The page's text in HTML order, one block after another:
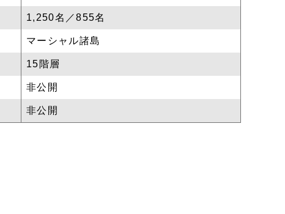
1,250名／855名
マーシャル諸島
15階層
非公開
非公開